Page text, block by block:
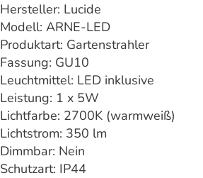
Hersteller: Lucide
Modell: ARNE-LED
Produktart: Gartenstrahler
Fassung: GU10
Leuchtmittel: LED inklusive
Leistung: 1 x 5W
Lichtfarbe: 2700K (warmweiß)
Lichtstrom: 350 lm
Dimmbar: Nein
Schutzart: IP44